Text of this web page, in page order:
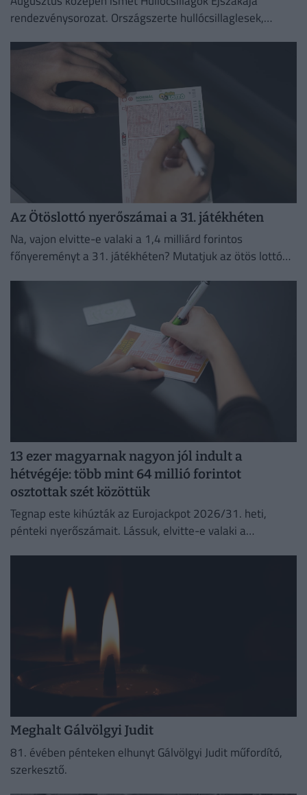
rendezvénysorozat. Országszerte hullócsillaglesek,
égbolt szerelmeseinek.
Az Ötöslottó nyerőszámai a 31. játékhéten
Na, vajon elvitte-e valaki a 1,4 milliárd forintos
főnyereményt a 31. játékhéten? Mutatjuk az ötös lottó
13 ezer magyarnak nagyon jól indult a
hétvégéje: több mint 64 millió forintot
osztottak szét közöttük
Tegnap este kihúzták az Eurojackpot 2026/31. heti,
pénteki nyerőszámait. Lássuk, elvitte-e valaki a
Meghalt Gálvölgyi Judit
81. évében pénteken elhunyt Gálvölgyi Judit műfordító,
szerkesztő.